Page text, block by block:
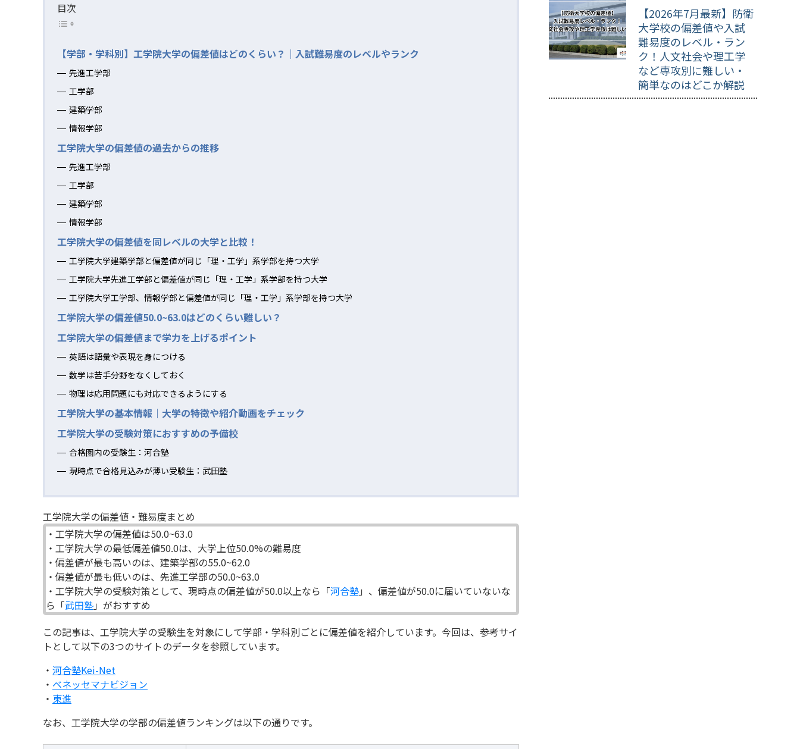
目次
【学部・学科別】工学院大学の偏差値はどのくらい？｜入試難易度のレベルやランク
先進工学部
工学部
建築学部
情報学部
工学院大学の偏差値の過去からの推移
先進工学部
工学部
建築学部
情報学部
工学院大学の偏差値を同レベルの大学と比較！
工学院大学建築学部と偏差値が同じ「理・工学」系学部を持つ大学
工学院大学先進工学部と偏差値が同じ「理・工学」系学部を持つ大学
工学院大学工学部、情報学部と偏差値が同じ「理・工学」系学部を持つ大学
工学院大学の偏差値50.0~63.0はどのくらい難しい？
工学院大学の偏差値まで学力を上げるポイント
英語は語彙や表現を身につける
数学は苦手分野をなくしておく
物理は応用問題にも対応できるようにする
工学院大学の基本情報｜大学の特徴や紹介動画をチェック
工学院大学の受験対策におすすめの予備校
合格圏内の受験生：河合塾
現時点で合格見込みが薄い受験生：武田塾
工学院大学の偏差値・難易度まとめ
・工学院大学の偏差値は50.0~63.0
・工学院大学の最低偏差値50.0は、大学上位50.0%の難易度
・偏差値が最も高いのは、建築学部の55.0~62.0
・偏差値が最も低いのは、先進工学部の50.0~63.0
・工学院大学の受験対策として、現時点の偏差値が50.0以上なら「河合塾」、偏差値が50.0に届いていないな
ら「武田塾」がおすすめ
この記事は、工学院大学の受験生を対象にして学部・学科別ごとに偏差値を紹介しています。今回は、参考サイ
トとして以下の3つのサイトのデータを参照しています。
・ 河合塾Kei-Net
・ ベネッセマナビジョン
・ 東進
なお、工学院大学の学部の偏差値ランキングは以下の通りです。
【2026年7月最新】防衛
大学校の偏差値や入試
難易度のレベル・ラン
ク！人文社会や理工学
など専攻別に難しい・
簡単なのはどこか解説